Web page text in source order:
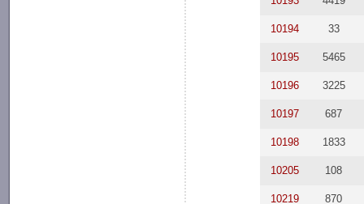
10194 33
10195 5465
10196 3225
10197 687
10198 1833
10205 108
10219 870